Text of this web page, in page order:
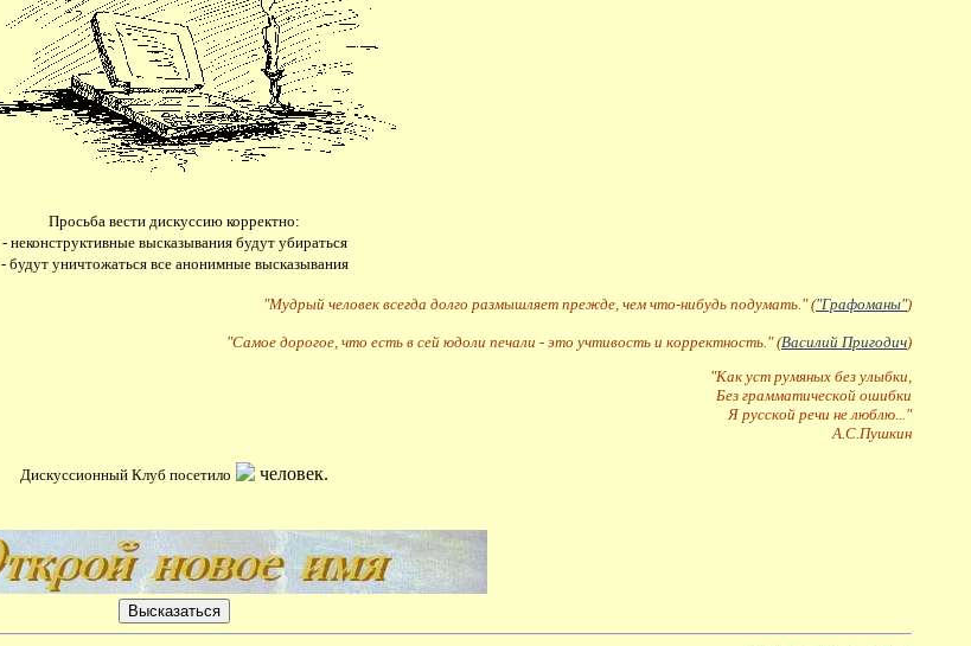
Просьба вести дискуссию корректно:
- неконструктивные высказывания будут убираться
- будут уничтожаться все анонимные высказывания
"Мудрый человек всегда долго размышляет прежде, чем что-нибудь подумать." ("Графоманы")
"Самое дорогое, что есть в сей юдоли печали - это учтивость и корректность." (Василий Пригодич)
"Как уст румяных без улыбки,
Без грамматической ошибки
Я русской речи не люблю..."
А.С.Пушкин
Дискуссионный Клуб посетило человек.